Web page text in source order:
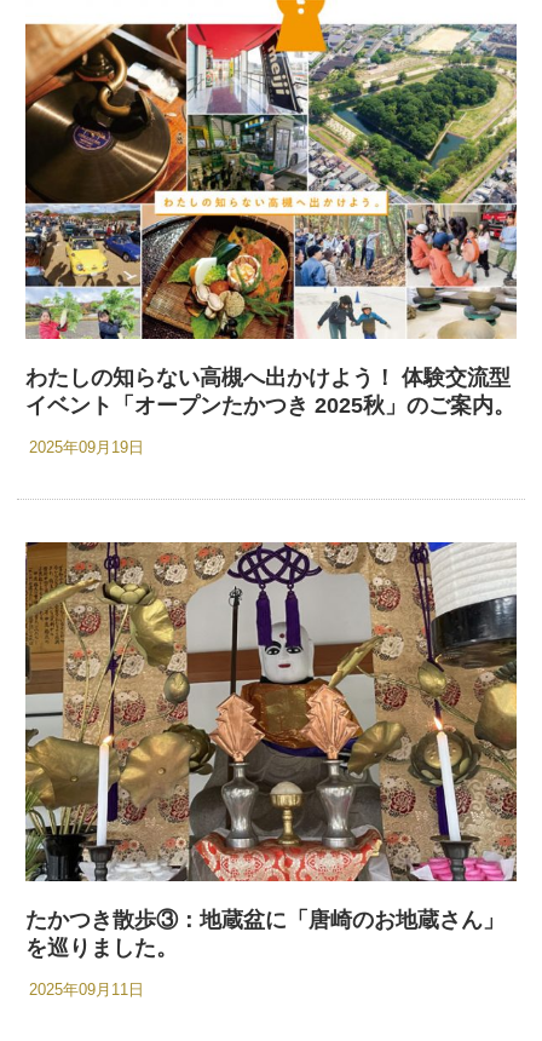
わたしの知らない高槻へ出かけよう！ 体験交流型
イベント「オープンたかつき 2025秋」のご案内。
2025年09月19日
たかつき散歩③：地蔵盆に「唐崎のお地蔵さん」
を巡りました。
2025年09月11日